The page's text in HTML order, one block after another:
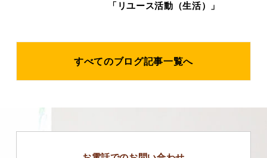
「リユース活動（生活）」
すべてのブログ記事一覧へ